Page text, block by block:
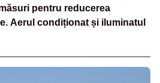
pentru reducerea
Aerul condiționat și iluminatul